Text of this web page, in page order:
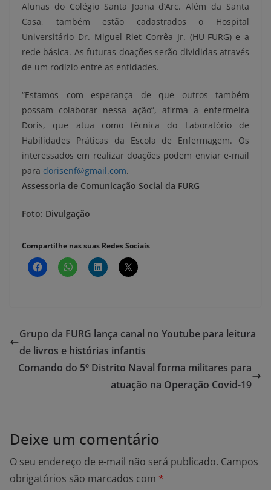
Alunas do Colégio Santa Joana d’Arc. Além da Santa
Casa, também estão cadastrados o Hospital
Universitário Dr. Miguel Riet Corrêa Jr. (HU-FURG) e a
rede básica. As futuras doações serão divididas através
de um rodízio entre as entidades.
“Estamos com esperança de que outros também
possam colaborar nessa ação”, afirma a enfermeira
Doris, que atua como técnica do Laboratório de
Habilidades Práticas da Escola de Enfermagem. Os
interessados em realizar doações podem enviar e-mail
para dorisenf@gmail.com.
Assessoria de Comunicação Social da FURG
Foto: Divulgação
Compartilhe nas suas Redes Sociais
Grupo da FURG lança canal no Youtube para leitura
de livros e histórias infantis
Comando do 5º Distrito Naval forma militares para
atuação na Operação Covid-19
Deixe um comentário
O seu endereço de e-mail não será publicado. Campos
obrigatórios são marcados com *